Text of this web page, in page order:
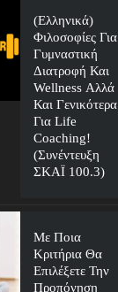
(Ελληνικά)
Φιλοσοφίες Για
Γυμναστική
Διατροφή Και
Wellness Αλλά
Και Γενικότερα
Για Life
Coaching!
(Συνέντευξη
ΣΚΑΪ 100.3)
Με Ποια
Κριτήρια Θα
Επιλέξετε Την
Προπόνηση